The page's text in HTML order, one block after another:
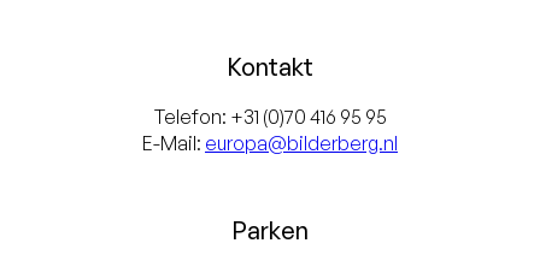
Kontakt
Telefon: +31 (0)70 416 95 95
E-Mail: europa@bilderberg.nl
Parken